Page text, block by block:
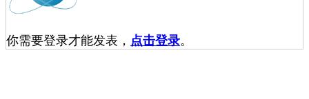
你需要登录才能发表， 点击登录。